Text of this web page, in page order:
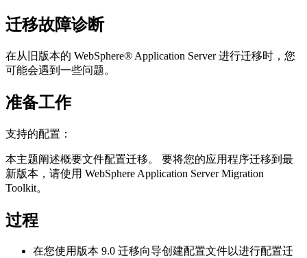
迁移故障诊断
在从旧版本的 WebSphere® Application Server进行迁移时，您
可能会遇到一些问题。
准备工作
支持的配置：
本主题阐述概要文件配置迁移。 要将您的应用程序迁移到最
新版本，请使用 WebSphere Application Server Migration
Toolkit。
过程
在您使用 版本 9.0 迁移向导创建配置文件以进行配置迁